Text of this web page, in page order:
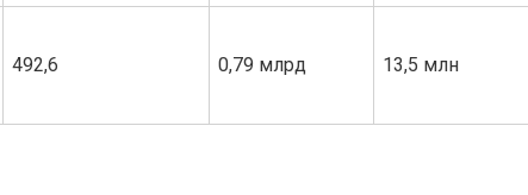
492,6 0,79 млрд 13,5 млн